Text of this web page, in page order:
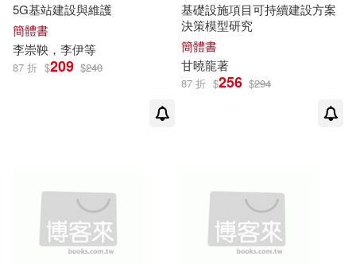
中共北京市朝陽區委組織部，中共
北京市朝陽區委老幹部局，北京市
朝陽區高層次人才服務(1)
中共廈門市委文明辦編(1)
中共永濟市委黨史研究室(1)
作家出版社(2) 先覺(2)
北京出版社(2)
北京師範大學出版社(2)
5G基站建設與維護
簡體書
李崇鞅，李伊等
87 折 $209 $240
基礎設施項目可持續建設方案
決策模型研究
簡體書
甘曉龍著
87 折 $256 $294